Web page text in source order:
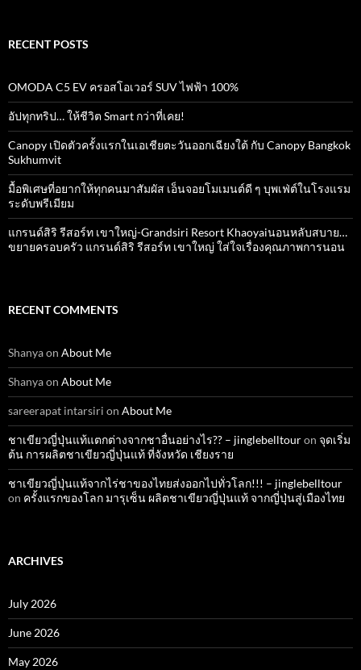
RECENT POSTS
OMODA C5 EV ครอสโอเวอร์ SUV ไฟฟ้า 100%
อัปทุกทริป… ให้ชีวิต Smart กว่าที่เคย!
Canopy เปิดตัวครั้งแรกในเอเชียตะวันออกเฉียงใต้ กับ Canopy Bangkok
Sukhumvit
มื้อพิเศษที่อยากให้ทุกคนมาสัมผัส เอ็นจอยโมเมนต์ดี ๆ บุพเฟ่ต์ในโรงแรม
ระดับพรีเมียม
แกรนด์สิริ​ รีสอร์ท​ เขาใหญ่​-Grandsiri​ Resort​ Khaoyaiนอนหลับสบาย…
ขยายครอบครัว แกรนด์สิริ รีสอร์ท เขาใหญ่ ใส่ใจเรื่องคุณภาพการนอน
RECENT COMMENTS
Shanyaon About Me
Shanyaon About Me
sareerapat intarsiri on About Me
ชาเขียวญี่ปุ่นแท้แตกต่างจากชาอื่นอย่างไร?? – jinglebelltouron จุดเริ่ม
ต้น การผลิตชาเขียวญี่ปุ่นแท้ ที่จังหวัด เชียงราย
ชาเขียวญี่ปุ่นแท้จากไร่ชาของไทยส่งออกไปทั่วโลก!!! – jinglebelltour
on ครั้งแรกของโลก มารุเซ็น ผลิตชาเขียวญี่ปุ่นแท้ จากญี่ปุ่นสู่เมืองไทย
ARCHIVES
July 2026
June 2026
May 2026